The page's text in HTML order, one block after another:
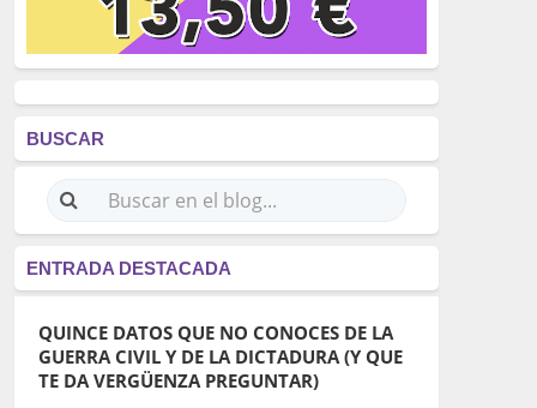
BUSCAR
ENTRADA DESTACADA
QUINCE DATOS QUE NO CONOCES DE LA
GUERRA CIVIL Y DE LA DICTADURA (Y QUE
TE DA VERGÜENZA PREGUNTAR)